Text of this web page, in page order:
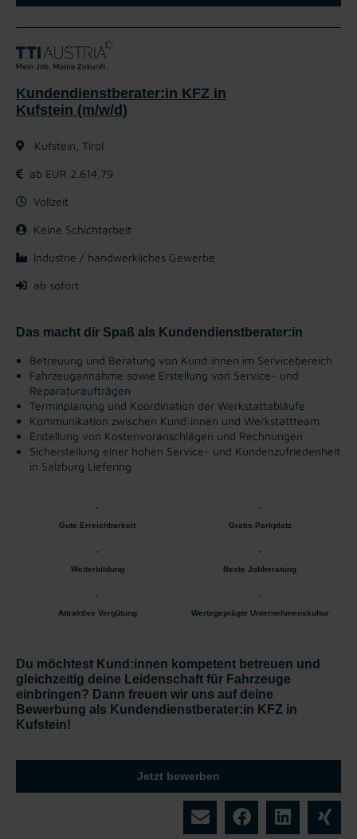
Kundendienstberater:in KFZ in
Kufstein (m/w/d)
Kufstein, Tirol
ab EUR 2.614,79
Vollzeit
Keine Schichtarbeit
Industrie / handwerkliches Gewerbe
ab sofort
Das macht dir Spaß als Kundendienstberater:in
Betreuung und Beratung von Kund:innen im Servicebereich
Fahrzeugannahme sowie Erstellung von Service- und
Reparaturaufträgen
Terminplanung und Koordination der Werkstattabläufe
Kommunikation zwischen Kund:innen und Werkstattteam
Erstellung von Kostenvoranschlägen und Rechnungen
Sicherstellung einer hohen Service- und Kundenzufriedenheit
in Salzburg Liefering
Gute Erreichbarkeit Gratis Parkplatz
Weiterbildung Beste Jobberatung
Attraktive Vergütung Wertegeprägte Unternehmenskultur
Du möchtest Kund:innen kompetent betreuen und
gleichzeitig deine Leidenschaft für Fahrzeuge
einbringen? Dann freuen wir uns auf deine
Bewerbung als Kundendienstberater:in KFZ in
Kufstein!
Jetzt bewerben